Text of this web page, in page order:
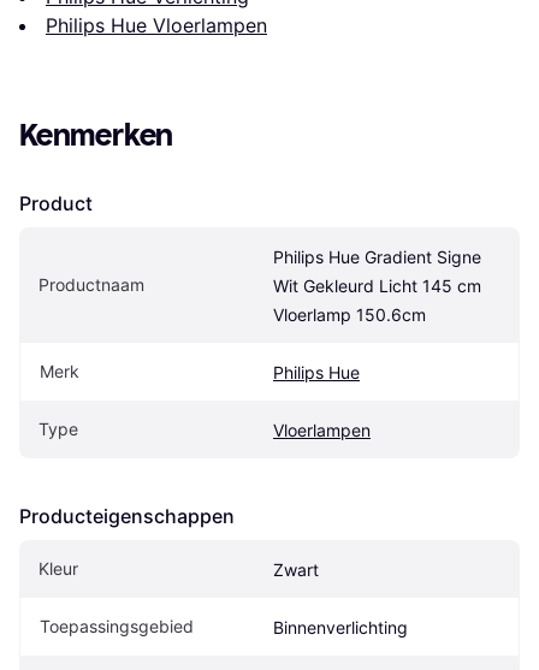
Philips Hue Vloerlampen
Kenmerken
Product
Productnaam
Philips Hue Gradient Signe
Wit Gekleurd Licht 145 cm
Vloerlamp 150.6cm
Merk Philips Hue
Type Vloerlampen
Producteigenschappen
Kleur Zwart
Toepassingsgebied Binnenverlichting